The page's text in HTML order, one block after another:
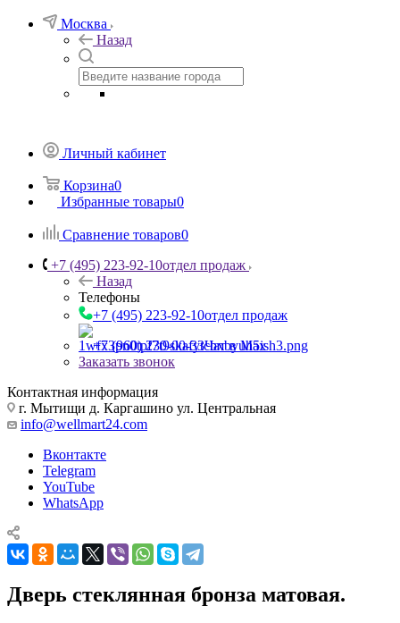
Москва
Назад
Личный кабинет
Корзина0
Избранные товары0
Сравнение товаров0
+7 (495) 223-92-10отдел продаж
Назад
Телефоны
+7 (495) 223-92-10отдел продаж
+7 (960) 230-00-33Чат в Max
Заказать звонок
Контактная информация
г. Мытищи д. Каргашино ул. Центральная
info@wellmart24.com
Вконтакте
Telegram
YouTube
WhatsApp
Дверь стеклянная бронза матовая.